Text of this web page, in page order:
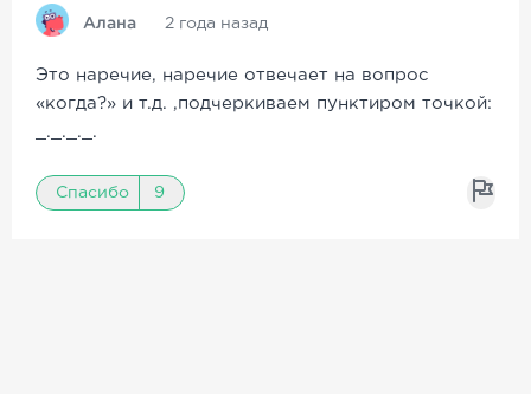
Алана 2 года назад
Это наречие, наречие отвечает на вопрос
«когда?» и т.д. ,подчеркиваем пунктиром точкой:
_._._._.
Спасибо 9